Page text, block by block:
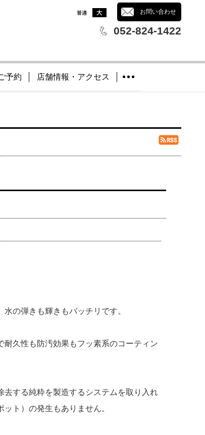
お問い合わせ
052-824-1422
予約 店舗情報・アクセス
水の弾きも輝きもバッチリです。
久性も防汚効果もフッ素系のコーティン
する純粋を製造するシステムを取り入れ
ト）の発生もありません。